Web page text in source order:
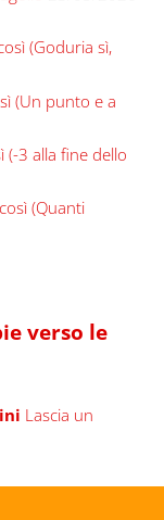
(Goduria sì,
(Un punto e a
(-3 alla fine dello
(Quanti
verso le
Lascia un